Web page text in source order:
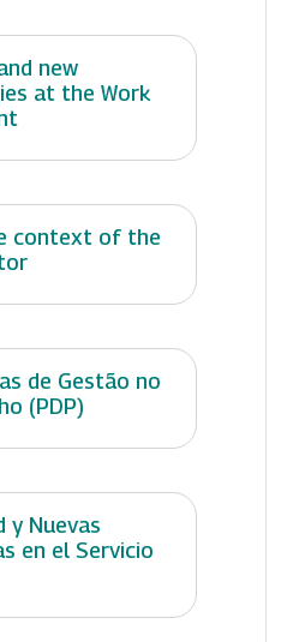
new
at the Work
context of the
de Gestão no
(PDP)
y Nuevas
en el Servicio